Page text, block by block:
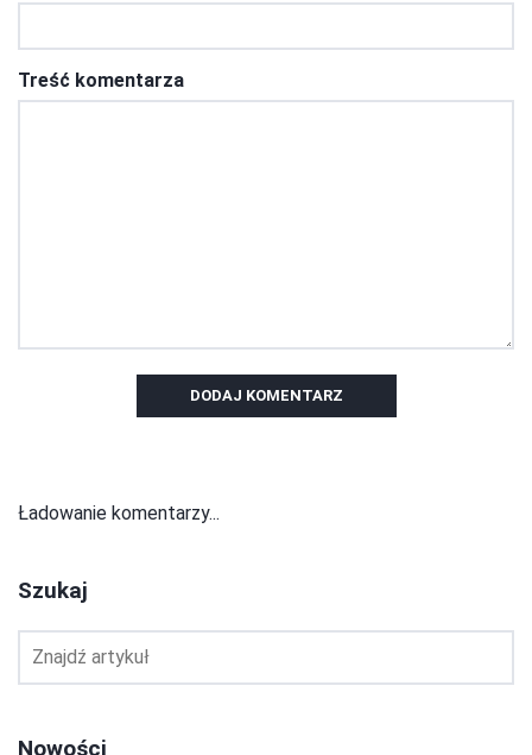
Treść komentarza
DODAJ KOMENTARZ
Ładowanie komentarzy...
Szukaj
Nowości